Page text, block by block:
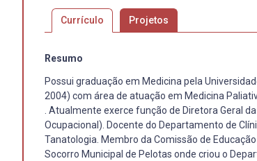
Currículo Projetos
Resumo
Possui graduação em Medicina pela
2004) com área de atuação em Medicina
. Atualmente exerce função de Diretora Geral
Ocupacional). Docente do Departamento de
Tanatologia. Membro da Comissão de
Socorro Municipal de Pelotas onde criou o